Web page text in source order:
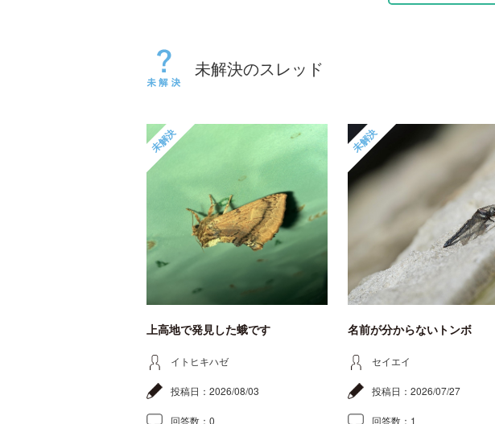
未解決のスレッド
未解決
上高地で発見した蛾です
イトヒキハゼ
投稿日： 2026/08/03
回答数： 0
未解決
名前が分からないトンボ
セイエイ
投稿日： 2026/07/27
回答数： 1